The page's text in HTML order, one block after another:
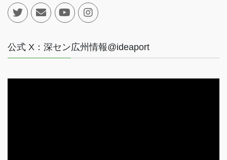
公式 X：深セン広州情報@ideaport